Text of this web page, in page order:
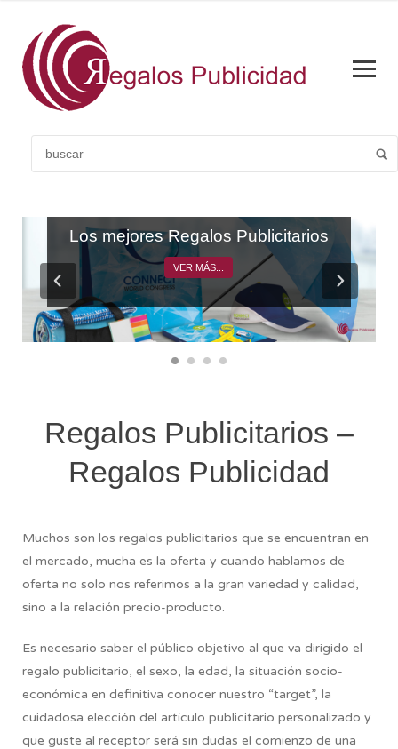
Los mejores Regalos Publicitarios
VER MÁS...
Regalos Publicitarios –
Regalos Publicidad
Muchos son los regalos publicitarios que se encuentran en
el mercado, mucha es la oferta y cuando hablamos de
oferta no solo nos referimos a la gran variedad y calidad,
sino a la relación precio-producto.
Es necesario saber el público objetivo al que va dirigido el
regalo publicitario, el sexo, la edad, la situación socio-
económica en definitiva conocer nuestro “target”, la
cuidadosa elección del artículo publicitario personalizado y
que guste al receptor será sin dudas el comienzo de una